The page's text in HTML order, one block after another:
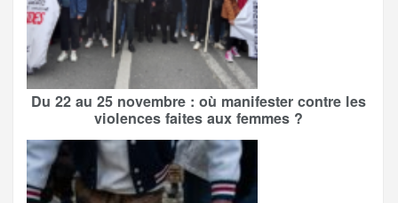
Du 22 au 25 novembre : où manifester contre les
violences faites aux femmes ?